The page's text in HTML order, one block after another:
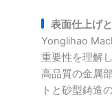
表面仕上げ
Yonglihao
重要性を理解
高品質の金属
トと砂型鋳造